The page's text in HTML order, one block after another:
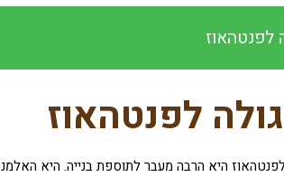
לפנטהאוז
לפנטהאוז
היא הרבה מעבר לתוספת בנייה. היא